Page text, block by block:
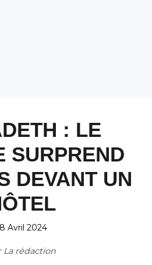
: LE
SURPREND
DEVANT UN
Avril 2024
La rédaction